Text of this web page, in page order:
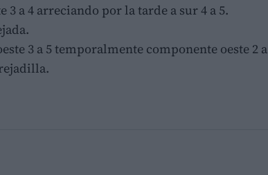
3 a 4 arreciando por la tarde a sur 4 a 5.
3 a 5 temporalmente componente oeste 2 a